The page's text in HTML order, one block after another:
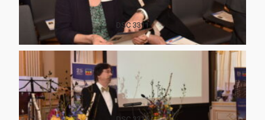
DSC 3311